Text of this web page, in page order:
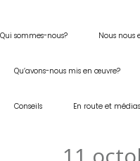
Qui sommes-nous? Nous nous
Qu’avons-nous mis en œuvre?
Conseils En route et médias